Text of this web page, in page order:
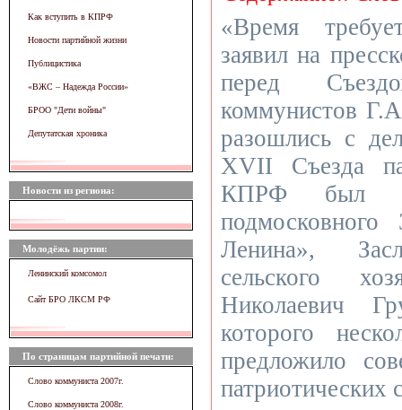
Как вступить в КПРФ
Новости партийной жизни
Публицистика
«ВЖC – Надежда России»
БРОО "Дети войны"
Депутатская хроника
Новости из региона:
Молодёжь партии:
Ленинский комсомол
Сайт БРО ЛКСМ РФ
По страницам партийной печати:
Слово коммуниста 2007г.
Слово коммуниста 2008г.
«Время
заявил на
перед
коммунистов
разошлись с
XVII Съезда
КПРФ был
Ленина»,
сельского
Николаевич
которого
предложило
патриотических